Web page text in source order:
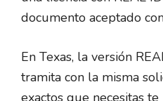
documento aceptado
En Texas, la versión
tramita con la misma
exactos que necesitas